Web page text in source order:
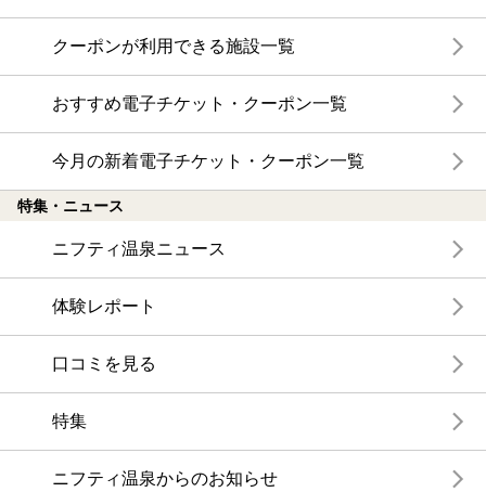
クーポンが利用できる施設一覧
おすすめ電子チケット・クーポン一覧
今月の新着電子チケット・クーポン一覧
特集・ニュース
ニフティ温泉ニュース
体験レポート
口コミを見る
特集
ニフティ温泉からのお知らせ